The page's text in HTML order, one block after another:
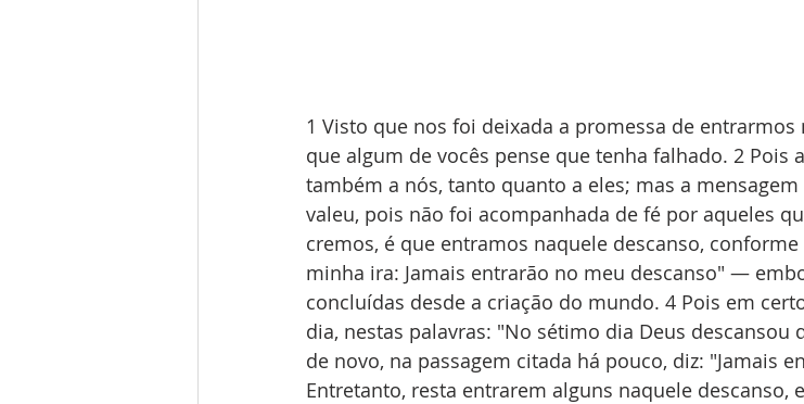
1 Visto que nos foi deixada a promessa de
que algum de vocês pense que tenha falhado. 2 Pois
também a nós, tanto quanto a eles; mas a
valeu, pois não foi acompanhada de fé por aqueles
cremos, é que entramos naquele descanso,
minha ira: Jamais entrarão no meu descanso" —
concluídas desde a criação do mundo. 4 Pois em
dia, nestas palavras: "No sétimo dia Deus descansou
de novo, na passagem citada há pouco, diz: "Jamais
Entretanto, resta entrarem alguns naquele descanso,